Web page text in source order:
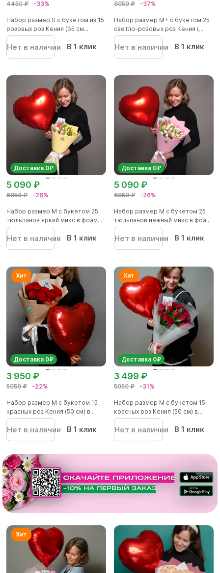
4450 ₽ -33%
Набор размер S с букетом из 15
розовых роз Кения (35 см...
Нет в наличии В 1 клик
8050 ₽ -37%
Набор размер M+ с букетом 25
светло-розовых роз Кения (...
Нет в наличии В 1 клик
Доставка 0₽
6850 ₽ -26%
5 090 ₽
Набор размер M с букетом 25
тюльпанов яркий микс в фоам...
Нет в наличии В 1 клик
Доставка 0₽
6850 ₽ -26%
5 090 ₽
Набор размер M с букетом 25
тюльпанов нежный микс в фоа...
Нет в наличии В 1 клик
Доставка 0₽
5050 ₽ -22%
3 950 ₽
Набор размер M с букетом 15
красных роз Кения (50 см) в...
Нет в наличии В 1 клик
Доставка 0₽
5050 ₽ -31%
3 499 ₽
Набор размер M с букетом 15
красных роз Кения (50 см) в...
Нет в наличии В 1 клик